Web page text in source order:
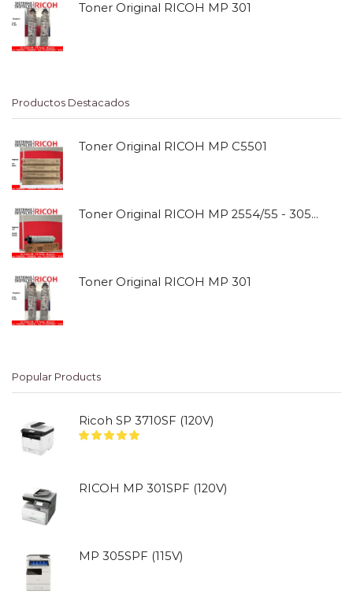
Toner Original RICOH MP 301
Productos Destacados
Toner Original RICOH MP C5501
Toner Original RICOH MP 2554/55 - 3054/55
Toner Original RICOH MP 301
Popular Products
Ricoh SP 3710SF (120V)
RICOH MP 301SPF (120V)
MP 305SPF (115V)